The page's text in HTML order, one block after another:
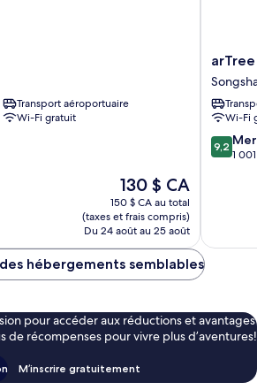
Transport aéroportuaire
Wi-Fi gratuit
Le
prix
est
de
130 $ CA
130 $ CA
150 $ CA au total
(taxes et frais compris)
Du 24 août au 25 août
arTree
hotel
Wi-Fi
9.2
sur
9,2
1
hébergements semblables
pour accéder aux réductions et avantages
de récompenses pour vivre plus d’aventures!
M’inscrire gratuitement